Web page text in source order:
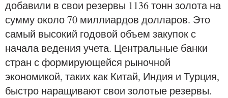
добавили в свои резервы 1136 тонн золота на
сумму около 70 миллиардов долларов. Это
самый высокий годовой объем закупок с
начала ведения учета. Центральные банки
стран с формирующейся рыночной
экономикой, таких как Китай, Индия и Турция,
быстро наращивают свои золотые резервы.